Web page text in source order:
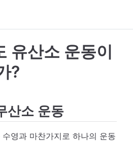
유산소 운동이
?
산소 운동
영과 마찬가지로 하나의 운동